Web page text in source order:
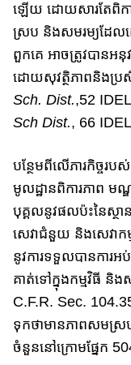
ឡើយ​ ដោយសារតែ​ពិក
ស្រប​ និង​សមរម្យ​ដែល​ដ
ពួកគេ​ អាច​ត្រូវបានអនុ
ដោយសុវត្ថិភាព​និង​ប្រ
Sch. Dist.,52
Sch Dist., 66
បន្ថែម​ពីលើភារកិច្ច​​រប
មូលដ្ឋាន​ពិការភាព ម
បុគ្គល​នូវ​ផលប៉ះនៃ​ស្ថ
សេវា​ជំនួយ និង​សេវាក
នូវ​​ការ​ទទួលបានការ
គាត់​ទៅក្នុងកម្មវិធី​ និ
C.F.R. Sec.
ទុក​ថា​​មានភាព​សមស្
ចំនួន​នៅ​ក្រោម​ផ្នែក​